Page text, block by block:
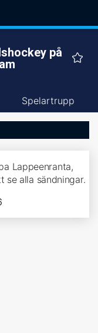
på
Spelartrupp
Lappeenranta,
se alla sändningar.